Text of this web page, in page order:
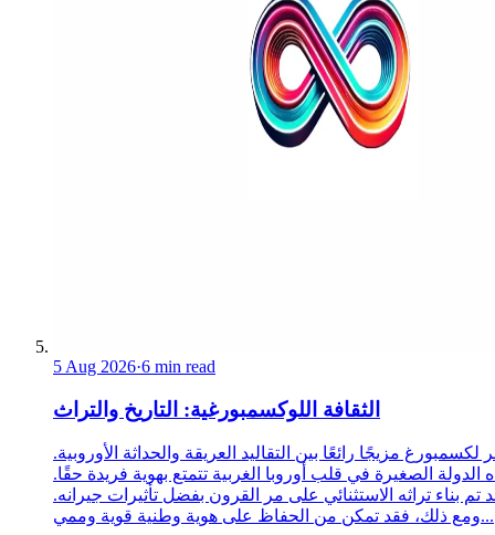
5 Aug 2026·6 min read
الثقافة اللوكسمبورغية: التاريخ والتراث
لكسمبورغ مزيجًا رائعًا بين التقاليد العريقة والحداثة الأوروبية.
الدولة الصغيرة في قلب أوروبا الغربية تتمتع بهوية فريدة حقًا.
تم بناء تراثه الاستثنائي على مر القرون بفضل تأثيرات جيرانه.
ومع ذلك، فقد تمكن من الحفاظ على هوية وطنية قوية وممي...